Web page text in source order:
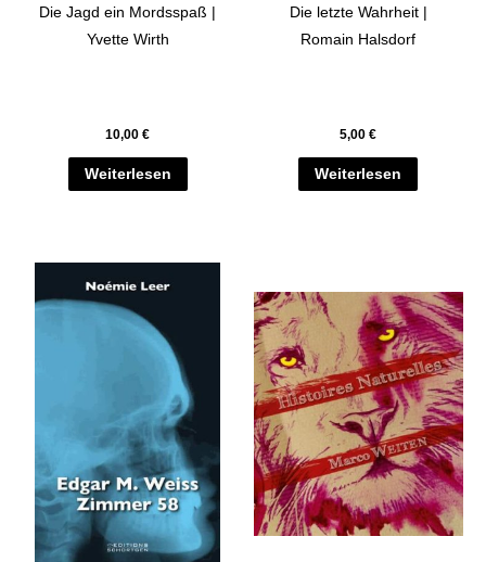
Die Jagd ein Mordsspaß |
Yvette Wirth
10,00€
Weiterlesen
Die letzte Wahrheit |
Romain Halsdorf
5,00€
Weiterlesen